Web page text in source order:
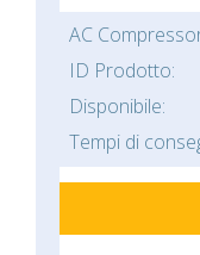
AC
ID Prodotto:
Disponibile:
Tempi di